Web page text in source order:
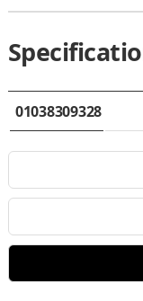
01038309328